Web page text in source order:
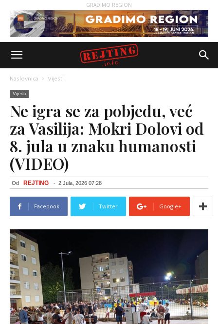
GRADIMO REGION
Naslovnica Vijesti
Vijesti
Ne igra se za pobjedu, već
za Vasilija: Mokri Dolovi od
8. jula u znaku humanosti
(VIDEO)
Od REJTING - 2 Jula, 2026 07:28
Facebook Twitter Google+